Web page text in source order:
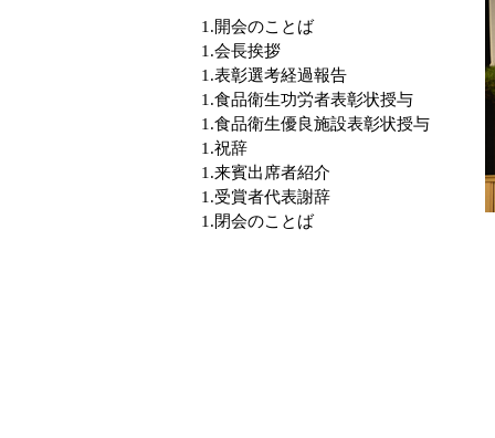
1.開会のことば
1.会長挨拶
1.表彰選考経過報告
1.食品衛生功労者表彰状授与
1.食品衛生優良施設表彰状授与
1.祝辞
1.来賓出席者紹介
1.受賞者代表謝辞
1.閉会のことば